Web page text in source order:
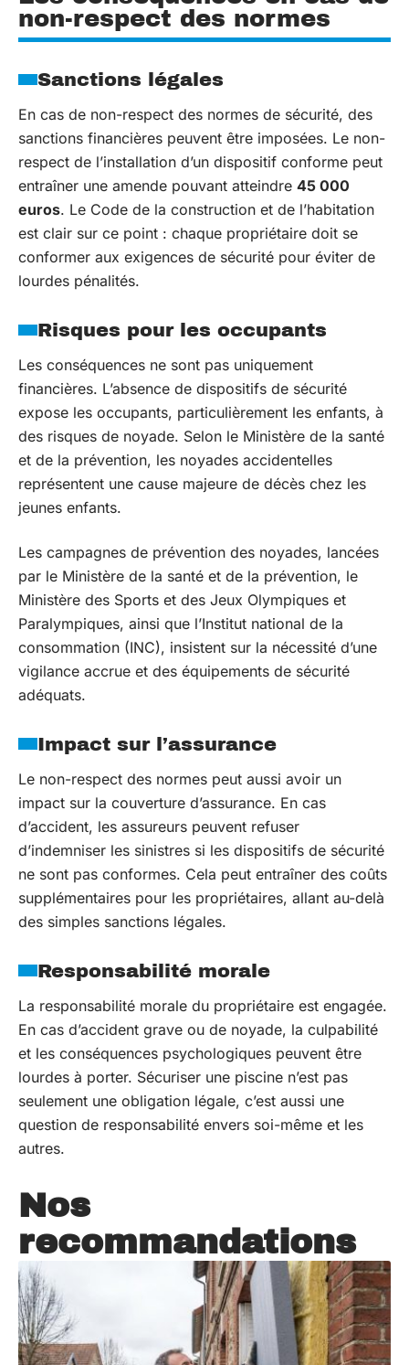
non-respect des normes
Sanctions légales
En cas de non-respect des normes de sécurité, des
sanctions financières peuvent être imposées. Le non-
respect de l’installation d’un dispositif conforme peut
entraîner une amende pouvant atteindre 45 000
euros. Le Code de la construction et de l’habitation
est clair sur ce point : chaque propriétaire doit se
conformer aux exigences de sécurité pour éviter de
lourdes pénalités.
Risques pour les occupants
Les conséquences ne sont pas uniquement
financières. L’absence de dispositifs de sécurité
expose les occupants, particulièrement les enfants, à
des risques de noyade. Selon le Ministère de la santé
et de la prévention, les noyades accidentelles
représentent une cause majeure de décès chez les
jeunes enfants.
Les campagnes de prévention des noyades, lancées
par le Ministère de la santé et de la prévention, le
Ministère des Sports et des Jeux Olympiques et
Paralympiques, ainsi que l’Institut national de la
consommation (INC), insistent sur la nécessité d’une
vigilance accrue et des équipements de sécurité
adéquats.
Impact sur l’assurance
Le non-respect des normes peut aussi avoir un
impact sur la couverture d’assurance. En cas
d’accident, les assureurs peuvent refuser
d’indemniser les sinistres si les dispositifs de sécurité
ne sont pas conformes. Cela peut entraîner des coûts
supplémentaires pour les propriétaires, allant au-delà
des simples sanctions légales.
Responsabilité morale
La responsabilité morale du propriétaire est engagée.
En cas d’accident grave ou de noyade, la culpabilité
et les conséquences psychologiques peuvent être
lourdes à porter. Sécuriser une piscine n’est pas
seulement une obligation légale, c’est aussi une
question de responsabilité envers soi-même et les
autres.
Nos
recommandations